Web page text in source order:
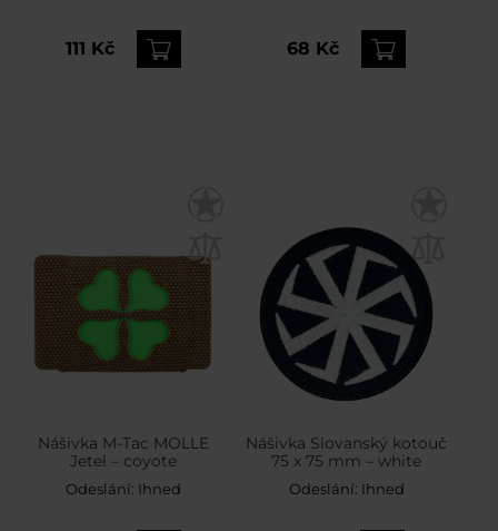
111 Kč 68 Kč
Nášivka M-Tac MOLLE
Jetel – coyote
Odeslání: Ihned
Nášivka Slovanský kotouč
75 x 75 mm – white
Odeslání: Ihned